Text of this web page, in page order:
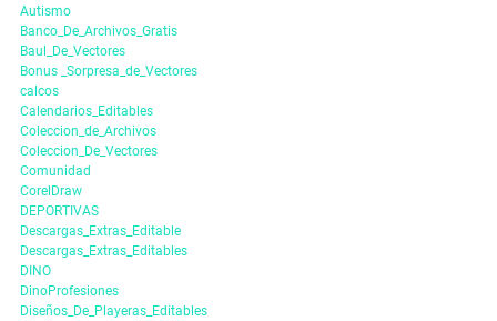
Autismo
Banco_De_Archivos_Gratis
Baul_De_Vectores
Bonus _Sorpresa_de_Vectores
calcos
Calendarios_Editables
Coleccion_de_Archivos
Coleccion_De_Vectores
Comunidad
CorelDraw
DEPORTIVAS
Descargas_Extras_Editable
Descargas_Extras_Editables
DINO
DinoProfesiones
Diseños_De_Playeras_Editables